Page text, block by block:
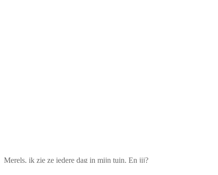
Merels, ik zie ze iedere dag in mijn tuin. En jij?